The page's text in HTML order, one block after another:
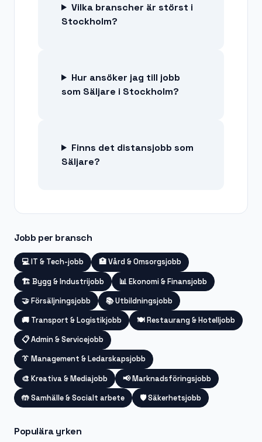
Vilka branscher är störst i
Stockholm?
Hur ansöker jag till jobb
som Säljare i Stockholm?
Finns det distansjobb som
Säljare?
Jobb per bransch
💻IT & Tech-jobb 🏥Vård & Omsorgsjobb
🏗️ Bygg & Industrijobb 📊Ekonomi & Finansjobb
🤝Försäljningsjobb 📚Utbildningsjobb
🚚 Transport & Logistikjobb 🍽️Restaurang & Hotelljobb
📋Admin & Servicejobb
👔 Management & Ledarskapsjobb
🎨 Kreativa & Mediajobb 📢Marknadsföringsjobb
🤲Samhälle & Socialt arbete 🛡️Säkerhetsjobb
Populära yrken